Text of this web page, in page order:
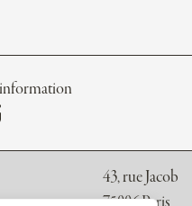
43, rue Jacob